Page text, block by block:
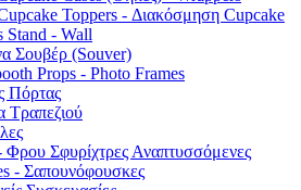
Toppers - Διακόσμηση Cupcake
Stand - Wall
Σουβέρ (Souver)
Props - Photo Frames
Πόρτας
Τραπεζιού
Σφυρίχτρες Αναπτυσσόμενες
- Σαπουνόφουσκες